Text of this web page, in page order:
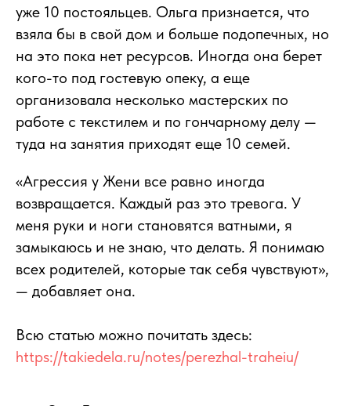
уже 10 постояльцев. Ольга признается, что
взяла бы в свой дом и больше подопечных, но
на это пока нет ресурсов. Иногда она берет
кого-то под гостевую опеку, а еще
организовала несколько мастерских по
работе с текстилем и по гончарному делу —
туда на занятия приходят еще 10 семей.
«Агрессия у Жени все равно иногда
возвращается. Каждый раз это тревога. У
меня руки и ноги становятся ватными, я
замыкаюсь и не знаю, что делать. Я понимаю
всех родителей, которые так себя чувствуют»,
— добавляет она.
Всю статью можно почитать здесь:
https://takiedela.ru/notes/perezhal-traheiu/